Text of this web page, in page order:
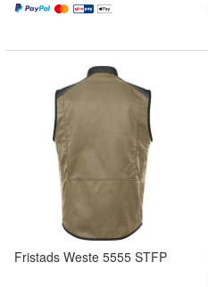
Fristads Weste 5555 STFP